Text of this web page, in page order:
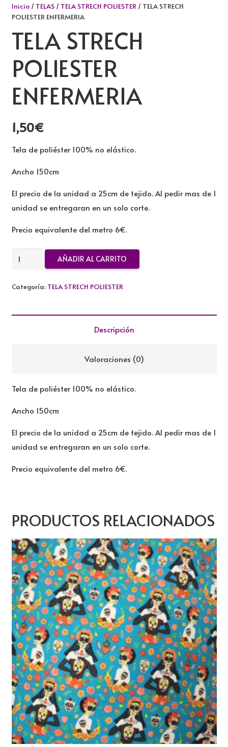
Inicio/ TELAS/ TELA STRECH POLIESTER/ TELA STRECH
POLIESTER ENFERMERIA
TELA STRECH
POLIESTER
ENFERMERIA
1,50€
Tela de poliéster 100% no elástico.
Ancho 150cm
El precio de la unidad a 25cm de tejido. Al pedir mas de 1
unidad se entregaran en un solo corte.
Precio equivalente del metro 6€.
TELA
POLIESTER
AÑADIR AL CARRITO
Categoría: TELA STRECH POLIESTER
Descripción
Valoraciones (0)
Tela de poliéster 100% no elástico.
Ancho 150cm
El precio de la unidad a 25cm de tejido. Al pedir mas de 1
unidad se entregaran en un solo corte.
Precio equivalente del metro 6€.
PRODUCTOS RELACIONADOS